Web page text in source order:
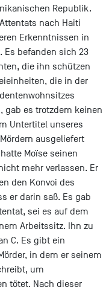
Republik.
nach Haiti
Erkenntnissen in
Es befanden sich 23
die ihn schützen
die in der
gab es trotzdem keinen
Untertitel unseres
ausgeliefert
Moïse seinen
mehr verlassen. Er
den Konvoi des
er darin saß. Es gab
sei es auf dem
Arbeitssitz. Ihn zu
C. Es gibt ein
in dem er seinem
um
tötet. Nach dieser